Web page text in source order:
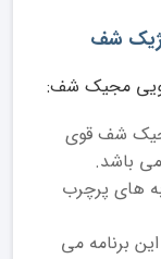
شف قوی
باشد.
های پرچرب
برنامه می